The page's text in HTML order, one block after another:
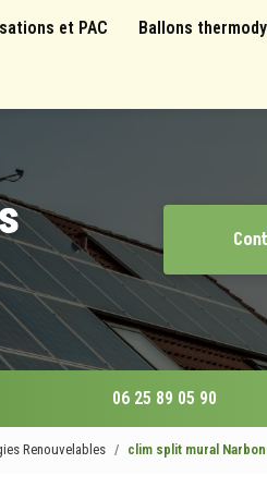
et PAC Ballons
06 25 89 05 90
Renouvelables clim split mural